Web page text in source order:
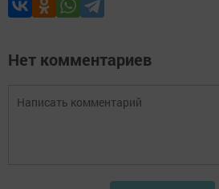
Нет комментариев